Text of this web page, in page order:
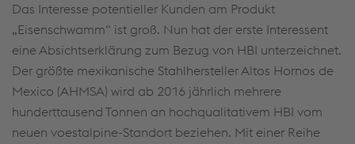
Das Interesse potentieller Kunden am Produkt
„Eisenschwamm“ ist groß. Nun hat der erste Interessent
eine Absichtserklärung zum Bezug von HBI unterzeichnet.
Der größte mexikanische Stahlhersteller Altos Hornos de
Mexico (AHMSA) wird ab 2016 jährlich mehrere
hunderttausend Tonnen an hochqualitativem HBI vom
neuen voestalpine-Standort beziehen. Mit einer Reihe